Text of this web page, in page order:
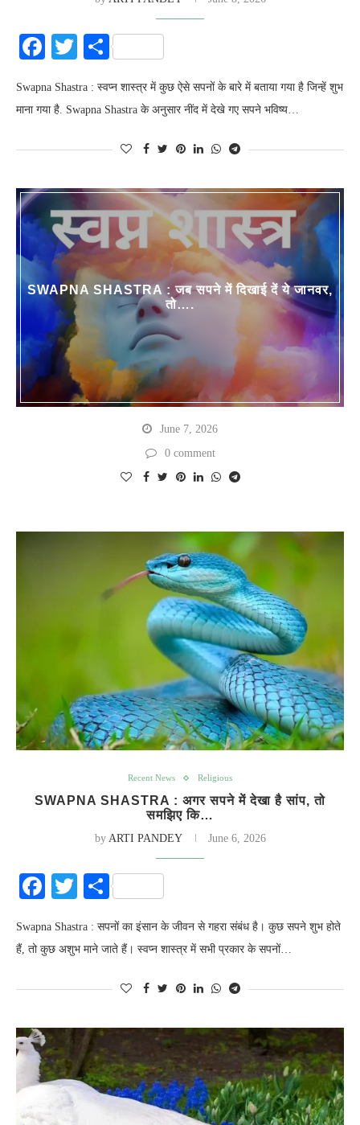
Facebook
Twitter
Share
Swapna Shastra : स्वप्न शास्त्र में कुछ ऐसे सपनों के बारे में बताया गया है जिन्हें शुभ
माना गया है. Swapna Shastra के अनुसार नींद में देखे गए सपने भविष्य…
SWAPNA SHASTRA : जब सपने में दिखाई दें ये जानवर,
तो….
June 7, 2026
0 comment
Recent News Religious
SWAPNA SHASTRA : अगर सपने में देखा है सांप, तो
समझिए कि…
by ARTI PANDEY June 6, 2026
Facebook
Twitter
Share
Swapna Shastra : सपनों का इंसान के जीवन से गहरा संबंध है। कुछ सपने शुभ होते
हैं, तो कुछ अशुभ माने जाते हैं। स्वप्न शास्त्र में सभी प्रकार के सपनों…